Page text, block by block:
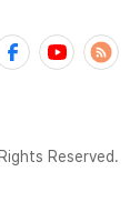
Reserved.